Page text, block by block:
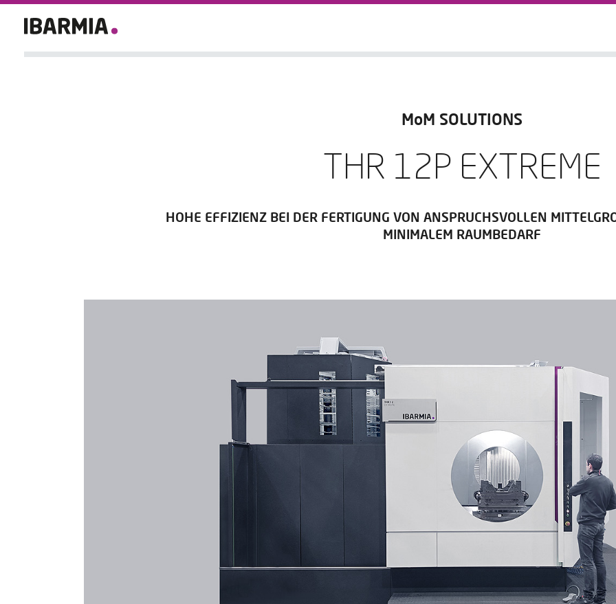
MoM SOLUTIONS
THR 12P EXTREME
HOHE EFFIZIENZ BEI DER FERTIGUNG VON ANSPRUCHSVOLLEN
MINIMALEM RAUMBEDARF